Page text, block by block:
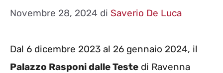
Novembre 28, 2024 di Saverio De Luca
Dal 6 dicembre 2023 al 26 gennaio 2024, il
Palazzo Rasponi dalle Teste di Ravenna